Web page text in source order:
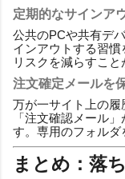
定期的なサインア
公共のPCや共有デ
インアウトする習
リスクを減らすこと
注文確定メールを
万が一サイト上の履
「注文確認メール
す。専用のフォルダ
まとめ：落